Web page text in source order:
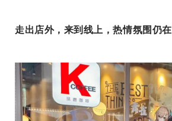
走出店外，来到线上，热情氛围仍在